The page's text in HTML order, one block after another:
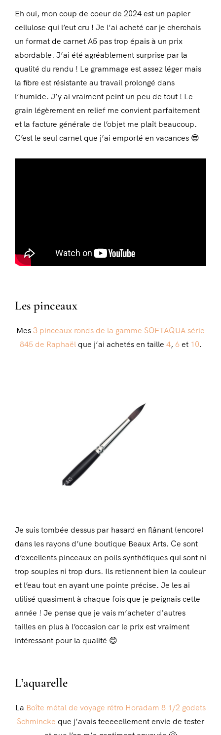
Eh oui, mon coup de coeur de 2024 est un papier
cellulose qui l’eut cru ! Je l’ai acheté car je cherchais
un format de carnet A5 pas trop épais à un prix
abordable. J’ai été agréablement surprise par la
qualité du rendu ! Le grammage est assez léger mais
la fibre est résistante au travail prolongé dans
l’humide. J’y ai vraiment peint un peu de tout ! Le
grain légèrement en relief me convient parfaitement
et la facture générale de l’objet me plaît beaucoup.
C’est le seul carnet que j’ai emporté en vacances 😎
Les pinceaux
Mes3 pinceaux ronds de la gamme SOFTAQUA série
845 de Raphaëlque j’ai achetés en taille 4, 6et 10.
Je suis tombée dessus par hasard en flânant (encore)
dans les rayons d’une boutique Beaux Arts. Ce sont
d’excellents pinceaux en poils synthétiques qui sont ni
trop souples ni trop durs. Ils retiennent bien la couleur
et l’eau tout en ayant une pointe précise. Je les ai
utilisé quasiment à chaque fois que je peignais cette
année ! Je pense que je vais m’acheter d’autres
tailles en plus à l’occasion car le prix est vraiment
intéressant pour la qualité 😊
L’aquarelle
La Boîte métal de voyage rétro Horadam 8 1/2 godets
Schmincke que j’avais teeeeellement envie de tester